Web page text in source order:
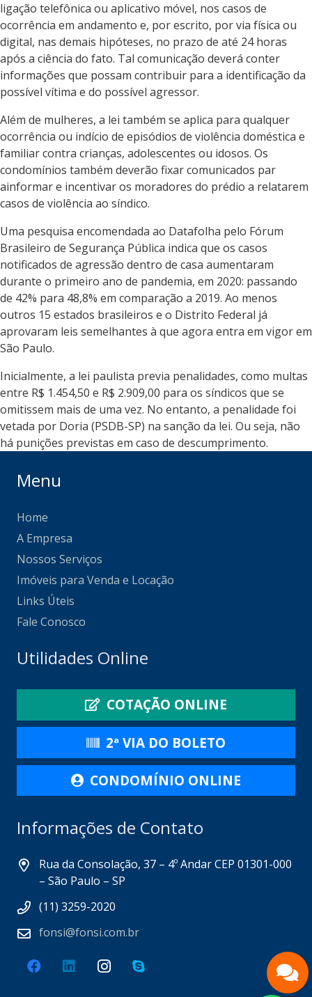
ligação telefônica ou aplicativo móvel, nos casos de
ocorrência em andamento e, por escrito, por via física ou
digital, nas demais hipóteses, no prazo de até 24 horas
após a ciência do fato. Tal comunicação deverá conter
informações que possam contribuir para a identificação da
possível vítima e do possível agressor.
Além de mulheres, a lei também se aplica para qualquer
ocorrência ou indício de episódios de violência doméstica e
familiar contra crianças, adolescentes ou idosos. Os
condomínios também deverão fixar comunicados par
ainformar e incentivar os moradores do prédio a relatarem
casos de violência ao síndico.
Uma pesquisa encomendada ao Datafolha pelo Fórum
Brasileiro de Segurança Pública indica que os casos
notificados de agressão dentro de casa aumentaram
durante o primeiro ano de pandemia, em 2020: passando
de 42% para 48,8% em comparação a 2019. Ao menos
outros 15 estados brasileiros e o Distrito Federal já
aprovaram leis semelhantes à que agora entra em vigor em
São Paulo.
Inicialmente, a lei paulista previa penalidades, como multas
entre R$ 1.454,50 e R$ 2.909,00 para os síndicos que se
omitissem mais de uma vez. No entanto, a penalidade foi
vetada por Doria (PSDB-SP) na sanção da lei. Ou seja, não
há punições previstas em caso de descumprimento.
Menu
Home
A Empresa
Nossos Serviços
Imóveis para Venda e Locação
Links Úteis
Fale Conosco
Utilidades Online
COTAÇÃO ONLINE
2ª VIA DO BOLETO
CONDOMÍNIO ONLINE
Informações de Contato
Rua da Consolação, 37 – 4º Andar CEP 01301-000
– São Paulo – SP
(11) 3259-2020
fonsi@fonsi.com.br